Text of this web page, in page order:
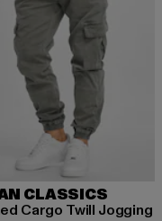
CLASSICS
Cargo Twill Jogging